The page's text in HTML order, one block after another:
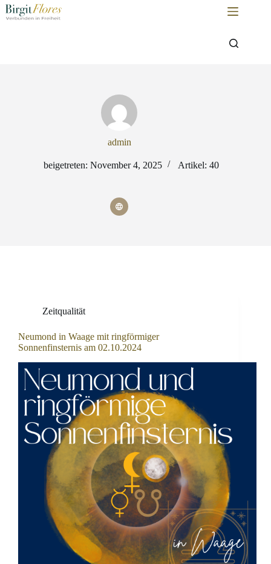
Zum
Inhalt
admin
beigetreten: November 4, 2025 Artikel: 40
Zeitqualität
Neumond in Waage mit ringförmiger
Sonnenfinsternis am 02.10.2024